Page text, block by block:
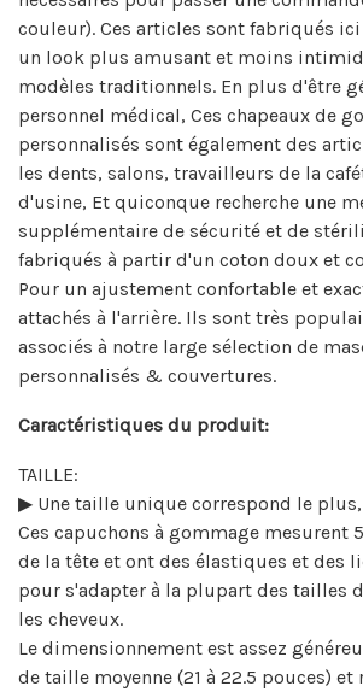
couleur). Ces articles sont fabriqués
un look plus amusant et moins
modèles traditionnels. En plus d'être
personnel médical, Ces chapeaux de
personnalisés sont également des
les dents, salons, travailleurs de la
d'usine, Et quiconque recherche une
supplémentaire de sécurité et de
fabriqués à partir d'un coton doux et
Pour un ajustement confortable et
attachés à l'arrière. Ils sont très
associés à notre large sélection de
personnalisés & couvertures.
Caractéristiques du produit:
TAILLE:
▶ Une taille unique correspond le
Ces capuchons à gommage mesurent
de la tête et ont des élastiques et des
pour s'adapter à la plupart des tailles
les cheveux.
Le dimensionnement est assez
de taille moyenne (21 à 22.5 pouces) et